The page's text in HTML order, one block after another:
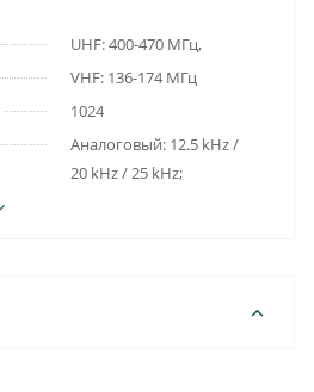
UHF: 400-470 МГц,
VHF: 136-174 МГц
1024
Аналоговый: 12.5 kHz /
20 kHz / 25 kHz;